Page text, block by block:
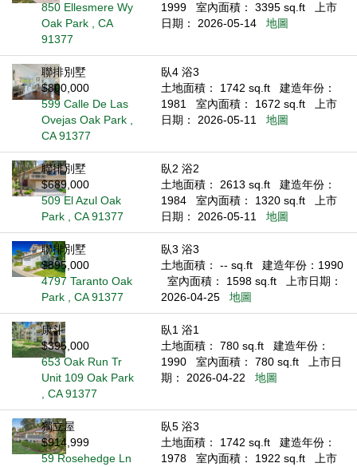
850 Ellesmere Wy
Oak Park , CA
91377
1999
室內面積： 3395 sq.ft
上市
日期： 2026-05-14
地圖
聯排別墅
$800,000
599 Calle De Las
Ovejas Oak Park ,
CA 91377
臥4 浴3
土地面積： 1742 sq.ft
建造年份：
1981
室內面積： 1672 sq.ft
上市
日期： 2026-05-11
地圖
聯排別墅
$689,000
509 El Azul Oak
Park , CA 91377
臥2 浴2
土地面積： 2613 sq.ft
建造年份：
1984
室內面積： 1320 sq.ft
上市
日期： 2026-05-11
地圖
聯排別墅
$895,000
4797 Taranto Oak
Park , CA 91377
臥3 浴3
土地面積： -- sq.ft
建造年份：1990
室內面積： 1598 sq.ft
上市日期：
2026-04-25
地圖
康斗
$395,000
653 Oak Run Tr
Unit 109 Oak Park
, CA 91377
臥1 浴1
土地面積： 780 sq.ft
建造年份：
1990
室內面積： 780 sq.ft
上市日
期： 2026-04-22
地圖
獨立屋
$914,999
59 Rosehedge Ln
臥5 浴3
土地面積： 1742 sq.ft
建造年份：
1978
室內面積： 1922 sq.ft
上市